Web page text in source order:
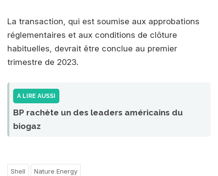
La transaction, qui est soumise aux approbations
réglementaires et aux conditions de clôture
habituelles, devrait être conclue au premier
trimestre de 2023.
A LIRE AUSSI
BP rachète un des leaders américains du
biogaz
Shell Nature Energy